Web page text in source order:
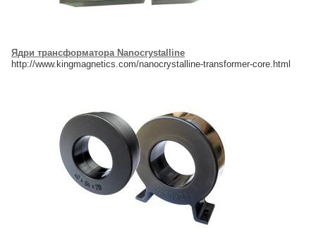
Ядри трансформатора Nanocrystalline
http://www.kingmagnetics.com/nanocrystalline-transformer-core.html